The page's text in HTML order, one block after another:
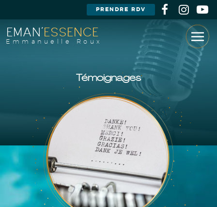
Témoignages
EMAN'ESSENCE
Emmanuelle Roux
PRENDRE RDV